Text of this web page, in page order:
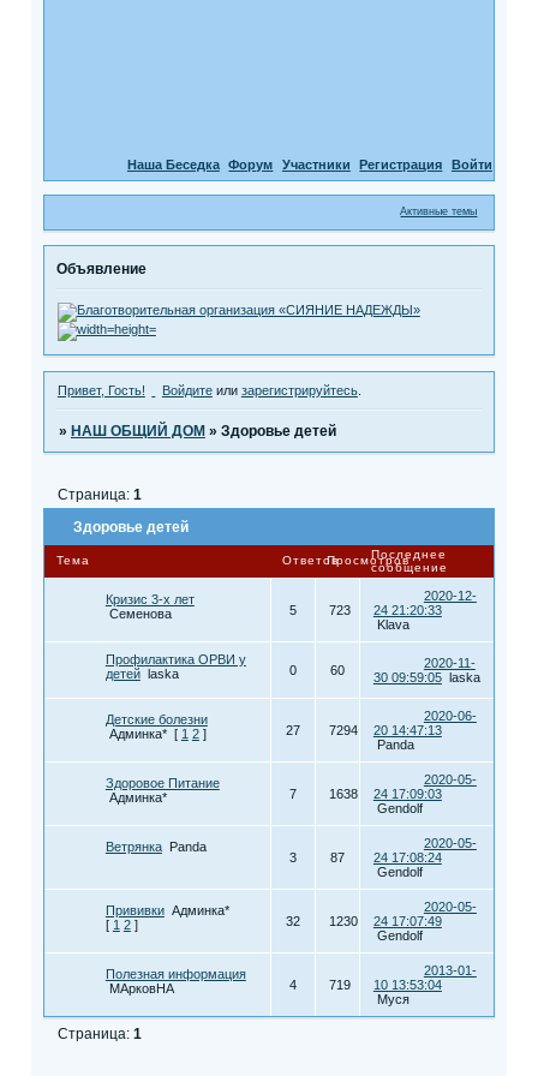
Наша Беседка Форум Участники Регистрация Войти
Активные темы
Объявление
Привет, Гость! Войдитеили зарегистрируйтесь.
» НАШ ОБЩИЙ ДОМ » Здоровье детей
Здоровье детей
Страница: 1
Тема ОтветовПросмотровПоследнее
сообщение
Кризис 3-х лет
Семенова
5 723
2020-12-
24 21:20:33
Klava
Профилактика ОРВИ у
детей laska 0 60
2020-11-
30 09:59:05 laska
Детские болезни
Админка* [ 1 2 ] 27 7294
2020-06-
20 14:47:13
Panda
Здоровое Питание
Админка*
7 1638
2020-05-
24 17:09:03
Gendolf
Ветрянка Panda
3 87
2020-05-
24 17:08:24
Gendolf
Прививки Админка*
[ 1 2 ] 32 1230
2020-05-
24 17:07:49
Gendolf
Полезная информация
МАрковНА
4 719
2013-01-
10 13:53:04
Муся
Страница: 1